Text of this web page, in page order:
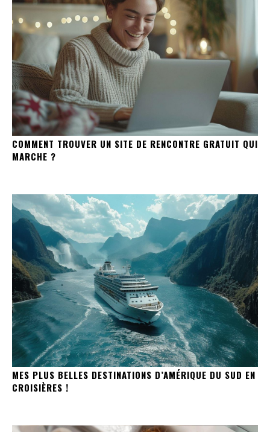
COMMENT TROUVER UN SITE DE RENCONTRE GRATUIT QUI
MARCHE ?
MES PLUS BELLES DESTINATIONS D’AMÉRIQUE DU SUD EN
CROISIÈRES !